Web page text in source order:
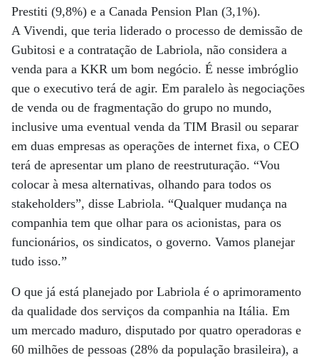
Prestiti (9,8%) e a Canada Pension Plan (3,1%).
A Vivendi, que teria liderado o processo de demissão de
Gubitosi e a contratação de Labriola, não considera a
venda para a KKR um bom negócio. É nesse imbróglio
que o executivo terá de agir. Em paralelo às negociações
de venda ou de fragmentação do grupo no mundo,
inclusive uma eventual venda da TIM Brasil ou separar
em duas empresas as operações de internet fixa, o CEO
terá de apresentar um plano de reestruturação. “Vou
colocar à mesa alternativas, olhando para todos os
stakeholders”, disse Labriola. “Qualquer mudança na
companhia tem que olhar para os acionistas, para os
funcionários, os sindicatos, o governo. Vamos planejar
tudo isso.”
O que já está planejado por Labriola é o aprimoramento
da qualidade dos serviços da companhia na Itália. Em
um mercado maduro, disputado por quatro operadoras e
60 milhões de pessoas (28% da população brasileira), a